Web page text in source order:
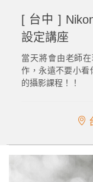
[ 台中 ]
設定講座
當天將會由老師
作，永遠不要小看
的攝影課程！！